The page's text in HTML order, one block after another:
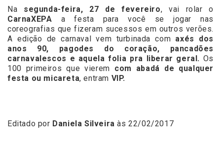
Na segunda-feira, 27 de fevereiro, vai rolar o
CarnaXEPA a festa para você se jogar nas
coreografias que fizeram sucessos em outros verões.
A edição de carnaval vem turbinada com axés dos
anos 90, pagodes do coração, pancadões
carnavalescos e aquela folia pra liberar geral. Os
100 primeiros que vierem com abadá de qualquer
festa ou micareta, entram VIP.
Editado por Daniela Silveira às 22/02/2017